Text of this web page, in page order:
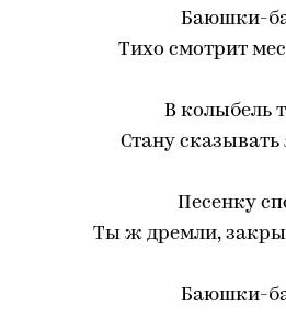
Баюшки-
Тихо смотрит
В колыбель
Стану сказывать
Песенку
Ты ж дремли,
Баюшки-